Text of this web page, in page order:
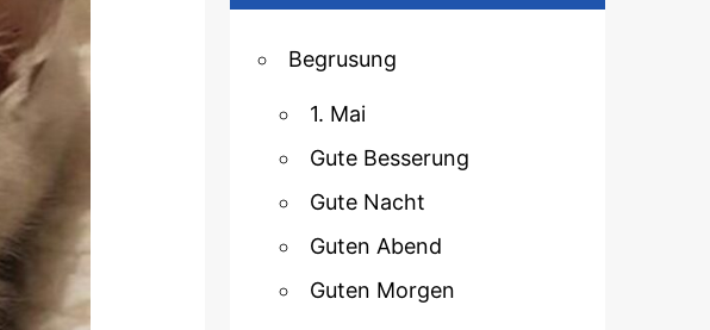
Begrusung
1. Mai
Gute Besserung
Gute Nacht
Guten Abend
Guten Morgen